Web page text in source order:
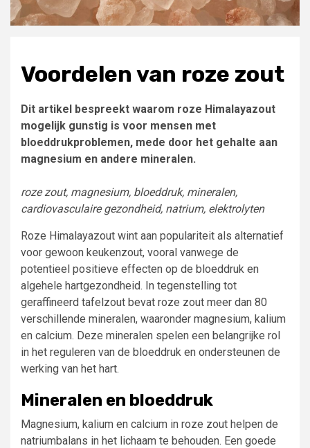
Voordelen van roze zout
Dit artikel bespreekt waarom roze Himalayazout
mogelijk gunstig is voor mensen met
bloeddrukproblemen, mede door het gehalte aan
magnesium en andere mineralen.
roze zout, magnesium, bloeddruk, mineralen,
cardiovasculaire gezondheid, natrium, elektrolyten
Roze Himalayazout wint aan populariteit als alternatief
voor gewoon keukenzout, vooral vanwege de
potentieel positieve effecten op de bloeddruk en
algehele hartgezondheid. In tegenstelling tot
geraffineerd tafelzout bevat roze zout meer dan 80
verschillende mineralen, waaronder magnesium, kalium
en calcium. Deze mineralen spelen een belangrijke rol
in het reguleren van de bloeddruk en ondersteunen de
werking van het hart.
Mineralen en bloeddruk
Magnesium, kalium en calcium in roze zout helpen de
natriumbalans in het lichaam te behouden. Een goede